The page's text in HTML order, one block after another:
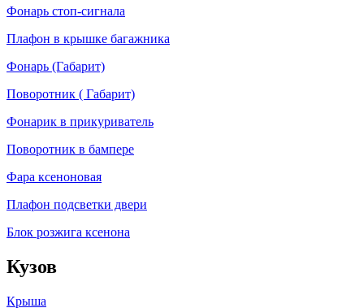
Фонарь стоп-сигнала
Плафон в крышке багажника
Фонарь (Габарит)
Поворотник ( Габарит)
Фонарик в прикуриватель
Поворотник в бампере
Фара ксеноновая
Плафон подсветки двери
Блок розжига ксенона
Кузов
Крыша